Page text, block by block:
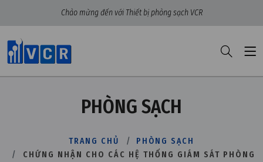
Chào mừng đến với Thiết bị phòng sạch VCR
PHÒNG SẠCH
TRANG CHỦ
PHÒNG SẠCH
CHỨNG NHẬN CHO CÁC HỆ THỐNG GIÁM SÁT PHÒNG